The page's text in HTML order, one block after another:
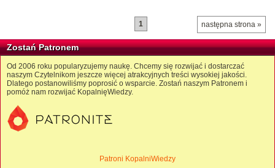
następna strona »
1
Zostań Patronem
Od 2006 roku popularyzujemy naukę. Chcemy się rozwijać i dostarczać
naszym Czytelnikom jeszcze więcej atrakcyjnych treści wysokiej jakości.
Dlatego postanowiliśmy poprosić o wsparcie. Zostań naszym Patronem i
pomóż nam rozwijać KopalnięWiedzy.
Patroni KopalniWiedzy